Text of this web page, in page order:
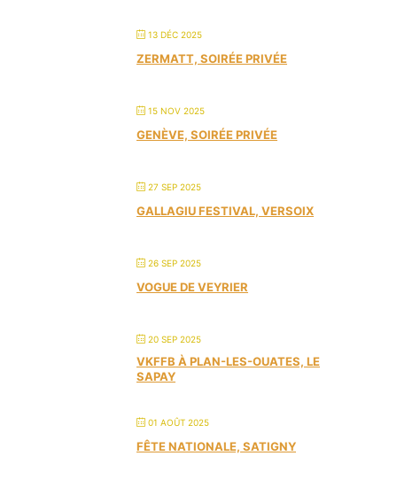
13 DÉC 2025
ZERMATT, SOIRÉE PRIVÉE
15 NOV 2025
GENÈVE, SOIRÉE PRIVÉE
27 SEP 2025
GALLAGIU FESTIVAL, VERSOIX
26 SEP 2025
VOGUE DE VEYRIER
20 SEP 2025
VKFFB À PLAN-LES-OUATES, LE
SAPAY
01 AOÛT 2025
FÊTE NATIONALE, SATIGNY